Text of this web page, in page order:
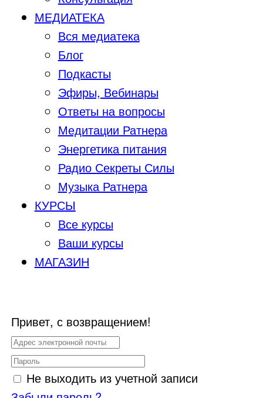
МЕДИАТЕКА
Вся медиатека
Блог
Подкасты
Эфиры, Вебинары
Ответы на вопросы
Медитации Ратнера
Энергетика питания
Радио Секреты Силы
Музыка Ратнера
КУРСЫ
Все курсы
Ваши курсы
МАГАЗИН
Привет, с возвращением!
Не выходить из учетной записи